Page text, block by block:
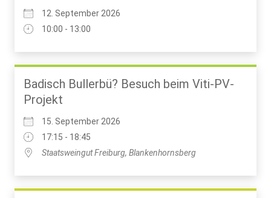
12. September 2026
10:00 - 13:00
Badisch Bullerbü? Besuch beim Viti-PV-
Projekt
15. September 2026
17:15 - 18:45
Staatsweingut Freiburg, Blankenhornsberg